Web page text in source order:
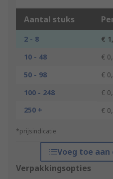
Aantal stuks
2 - 8 €
10 - 48
€
50 - 98
€
100 - 248
€
250 +
€
*prijsindicatie
Voeg toe
Verpakkingsopties